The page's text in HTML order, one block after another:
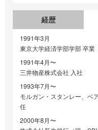
経歴
1991年3月
東京大学経済学部学部 卒業
1991年4月〜
三井物産株式会社 入社
1993年7月〜
モルガン・スタンレー、ベ
任
2000年8月〜